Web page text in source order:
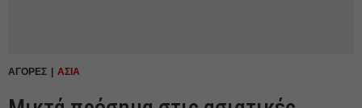
ΑΓΟΡΕΣ ΑΣΙΑ